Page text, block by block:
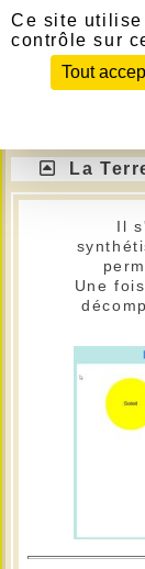
Si le
La
Il
Une
Panneau de
Ce site utilise
contrôle sur
Tout